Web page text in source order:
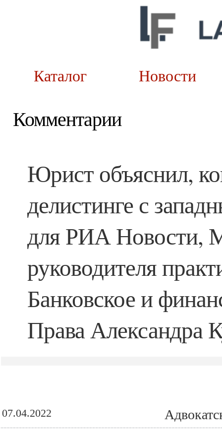
Каталог
Комментарии
Юрист объяснил,
делистинге с
для РИА Новости,
руководителя
Банковское и
Права Александра
07.04.2022